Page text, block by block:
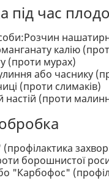
під час
калію
(проти мурах)
або часнику
(проти слимаків)
настій (проти
борошнистої
"Карбофос"